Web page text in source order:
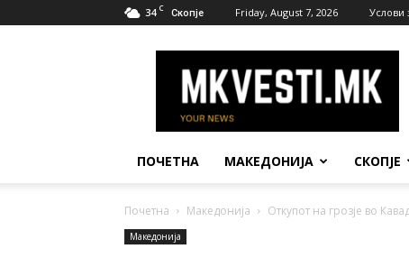
34 C Скопје Friday, August 7, 2026 Услови
Вести
ПОЧЕТНА МАКЕДОНИЈА СКОПЈЕ
Почетна Македонија Откупот на грозје во
Македонија